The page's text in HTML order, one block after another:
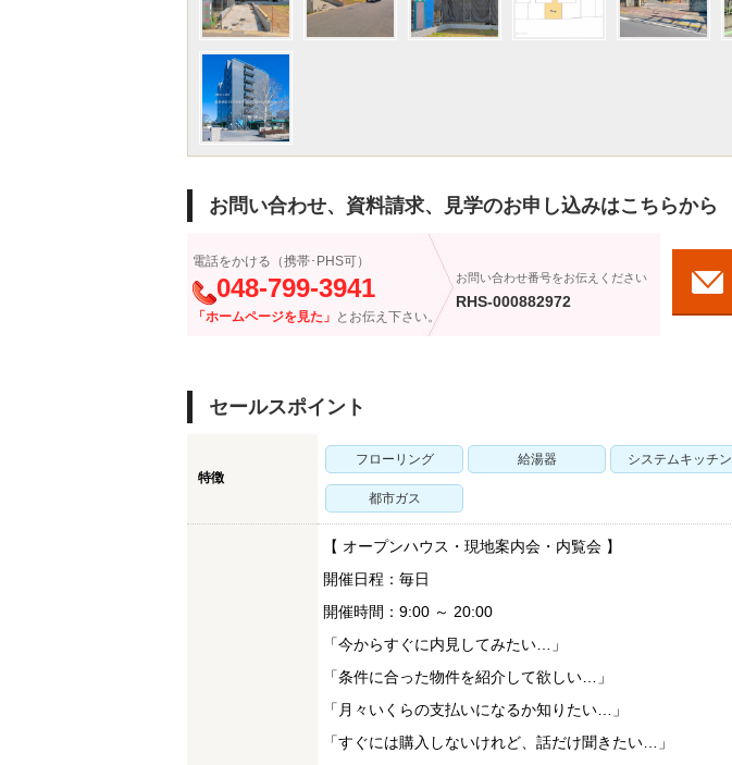
お問い合わせ、資料請求、見学のお申し込みはこちらから
電話をかける（携帯･PHS可）
048-799-3941
「ホームページを見た」 とお伝え下さい。
お問い合わせ番号をお伝えください
RHS-000882972
セールスポイント
特徴
フローリング 給湯器 システムキッチン
都市ガス
【 オープンハウス・現地案内会・内覧会 】
開催日程：毎日
開催時間：9:00 ～ 20:00
「今からすぐに内見してみたい…」
「条件に合った物件を紹介して欲しい…」
「月々いくらの支払いになるか知りたい…」
「すぐには購入しないけれど、話だけ聞きたい…」